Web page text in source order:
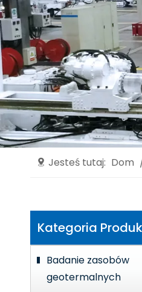
Jesteś tutaj: Dom
Kategoria
Badanie zasobów
geotermalnych